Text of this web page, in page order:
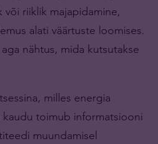
riiklik majapidamine,
alati väärtuste loomises.
nähtus, mida kutsutakse
milles energia
kaudu toimub informatsiooni
muundamisel